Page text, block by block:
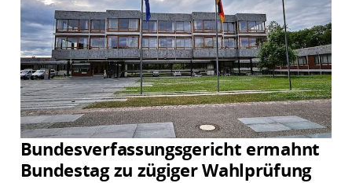
Bundesverfassungsgericht ermahnt
Bundestag zu zügiger Wahlprüfung